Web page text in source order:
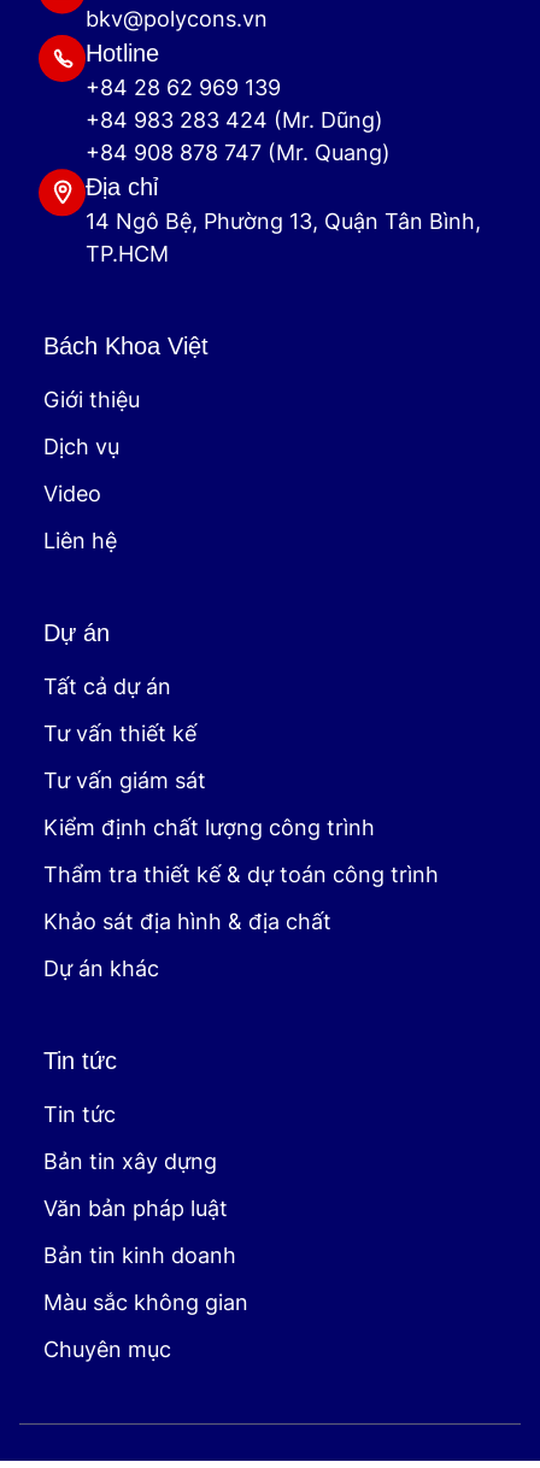
bkv@polycons.vn
Hotline
+84 28 62 969 139
+84 983 283 424 (Mr. Dũng)
+84 908 878 747 (Mr. Quang)
Địa chỉ
14 Ngô Bệ, Phường 13, Quận Tân Bình,
TP.HCM
Bách Khoa Việt
Giới thiệu
Dịch vụ
Video
Liên hệ
Dự án
Tất cả dự án
Tư vấn thiết kế
Tư vấn giám sát
Kiểm định chất lượng công trình
Thẩm tra thiết kế & dự toán công trình
Khảo sát địa hình & địa chất
Dự án khác
Tin tức
Tin tức
Bản tin xây dựng
Văn bản pháp luật
Bản tin kinh doanh
Màu sắc không gian
Chuyên mục